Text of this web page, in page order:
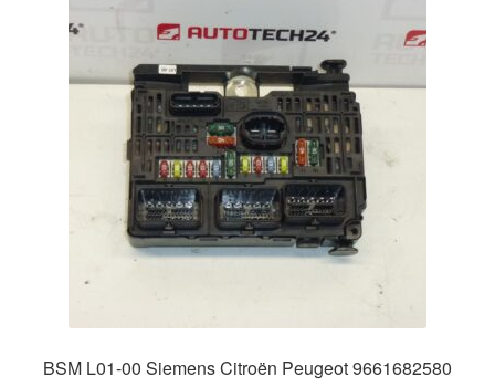
BSM L01-00 Siemens Citroën Peugeot 9661682580